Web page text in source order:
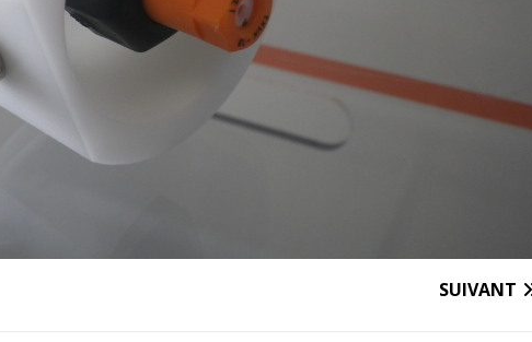
SUIVANT